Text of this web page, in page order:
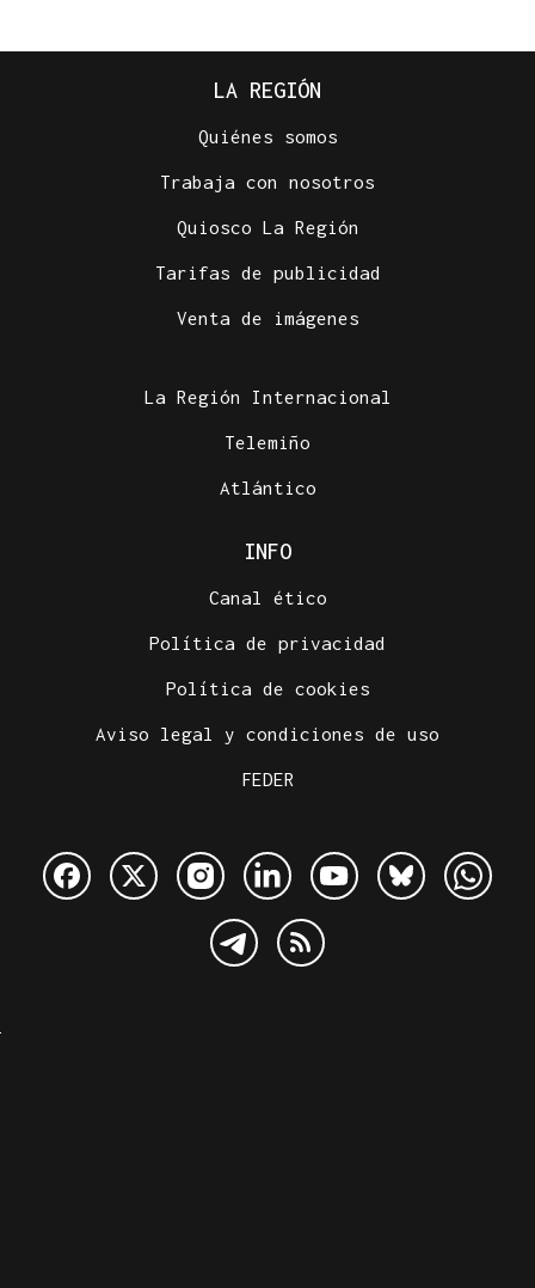
LA REGIÓN
Quiénes somos
Trabaja con nosotros
Quiosco La Región
Tarifas de publicidad
Venta de imágenes
La Región Internacional
Telemiño
Atlántico
INFO
Canal ético
Política de privacidad
Política de cookies
Aviso legal y condiciones de uso
FEDER